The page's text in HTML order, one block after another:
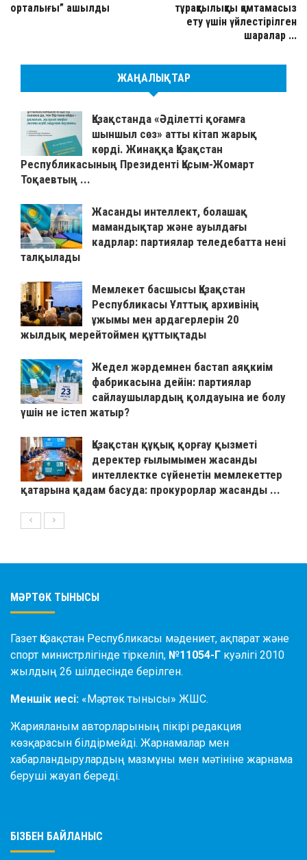
орталығы” ашылды
тұрақтылықты қамтамасыз
ету үшін үйлестірілген
шаралар ...
ЖАҢАЛЫҚТАР
Қазақстанда «Әділетті қоғамға
шыншыл сөз» атты кітап жарық
көрді. Жинаққа Қазақстан
Республикасының Президенті Қасым-Жомарт
Тоқаевтың ...
Жасанды интеллект, болашақ
мамандықтар және ауылдағы
кадрлар: партиялар теледебатта нені
талқылады
Мемлекет басшысы Қазақстан
Республикасы Ұлттық архивінің
ұжымы мен ардагерлерін 20
жылдық мерейтоймен құттықтады
Жедел жәрдемнен бастап аяқкиім
фабрикасына дейін: партиялар
сайлаушылардың қолдауына ие болу
үшін не істеп жатыр?
Қазақстан құқық қорғау қызметі
деректер ғылымымен жасанды
интеллектке сүйенетін мемлекеттер
қатарына қадам басуда: прокурорлар жасанды ...
МӘРТӨК ТЫНЫСЫ
Газет Қазақстан Республикасы мәдениет, ақпарат және
спорт министрлігінде тіркеліп, №11054-Г куәлігі 2010
жылдың 26 шілдесінде берілген.
Меншік иесі: «Мәртөк тынысы» ЖШС.
Жарияланым авторларының пікірі редакция
көзқарасын білдірмейді. Жарнамалар мен
хабарландырулардың мазмұны мен мәтініне жарнама
беруші жауап береді.
БІЗБЕН БАЙЛАНЫС